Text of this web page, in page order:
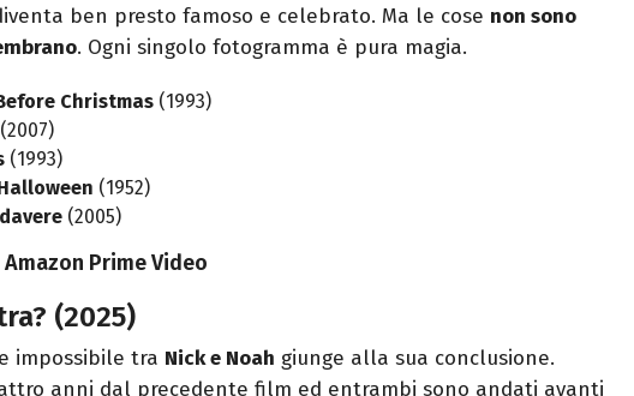
ben presto famoso e celebrato. Ma le cose non sono
. Ogni singolo fotogramma è pura magia.
Christmas (1993)
(2007)
(1993)
(1952)
(2005)
Prime Video
(2025)
impossibile tra Nick e Noah giunge alla sua conclusione.
anni dal precedente film ed entrambi sono andati avanti